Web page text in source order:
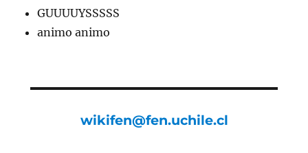
GUUUUYSSSSS
animo animo
wikifen@fen.uchile.cl